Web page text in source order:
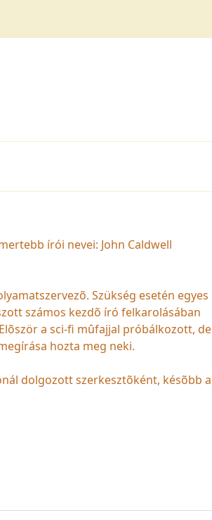
írói nevei: John Caldwell
Szükség esetén egyes
számos kezdõ író felkarolásában
a sci-fi mûfajjal próbálkozott, de
hozta meg neki.
dolgozott szerkesztõként, késõbb a